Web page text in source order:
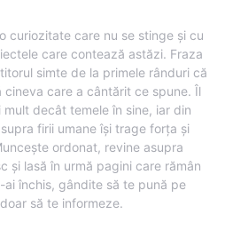
curiozitate care nu se stinge și cu
care contează astăzi. Fraza
simte de la primele rânduri că
care a cântărit ce spune. Îl
mult decât temele în sine, iar din
firii umane își trage forța și
ordonat, revine asupra
și lasă în urmă pagini care rămân
închis, gândite să te pună pe
să te informeze.